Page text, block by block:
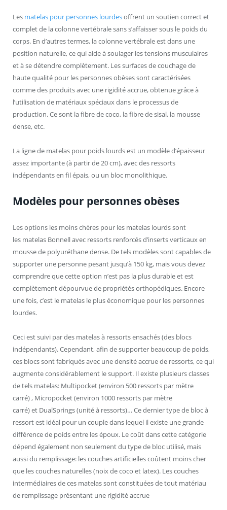
Les matelas pour personnes lourdesoffrent un soutien correct et
complet de la colonne vertébrale sans s’affaisser sous le poids du
corps. En d’autres termes, la colonne vertébrale est dans une
position naturelle, ce qui aide à soulager les tensions musculaires
et à se détendre complètement. Les surfaces de couchage de
haute qualité pour les personnes obèses sont caractérisées
comme des produits avec une rigidité accrue, obtenue grâce à
l’utilisation de matériaux spéciaux dans le processus de
production. Ce sont la fibre de coco, la fibre de sisal, la mousse
dense, etc.
La ligne de matelas pour poids lourds est un modèle d’épaisseur
assez importante (à partir de 20 cm), avec des ressorts
indépendants en fil épais, ou un bloc monolithique.
Modèles pour personnes obèses
Les options les moins chères pour les matelas lourds sont
les matelas Bonnell avec ressorts renforcés d’inserts verticaux en
mousse de polyuréthane dense. De tels modèles sont capables de
supporter une personne pesant jusqu’à 150 kg, mais vous devez
comprendre que cette option n’est pas la plus durable et est
complètement dépourvue de propriétés orthopédiques. Encore
une fois, c’est le matelas le plus économique pour les personnes
lourdes.
Ceci est suivi par des matelas à ressorts ensachés (des blocs
indépendants). Cependant, afin de supporter beaucoup de poids,
ces blocs sont fabriqués avec une densité accrue de ressorts, ce qui
augmente considérablement le support. Il existe plusieurs classes
de tels matelas: Multipocket (environ 500 ressorts par mètre
carré) , Micropocket (environ 1000 ressorts par mètre
carré) et DualSprings (unité à ressorts)… Ce dernier type de bloc à
ressort est idéal pour un couple dans lequel il existe une grande
différence de poids entre les époux. Le coût dans cette catégorie
dépend également non seulement du type de bloc utilisé, mais
aussi du remplissage: les couches artificielles coûtent moins cher
que les couches naturelles (noix de coco et latex). Les couches
intermédiaires de ces matelas sont constituées de tout matériau
de remplissage présentant une rigidité accrue